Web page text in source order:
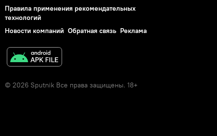
Правила применения рекомендательных
технологий
Новости компаний Обратная связь Реклама
© 2026 Sputnik Все права защищены. 18+